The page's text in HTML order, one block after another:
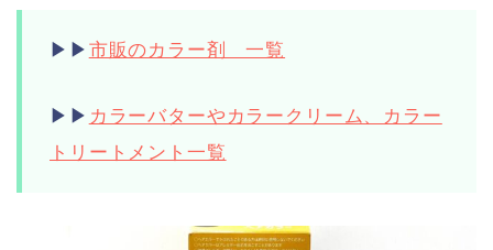
▶︎▶︎ 市販のカラー剤 一覧
▶︎▶︎ カラーバターやカラークリーム、カラー
トリートメント一覧